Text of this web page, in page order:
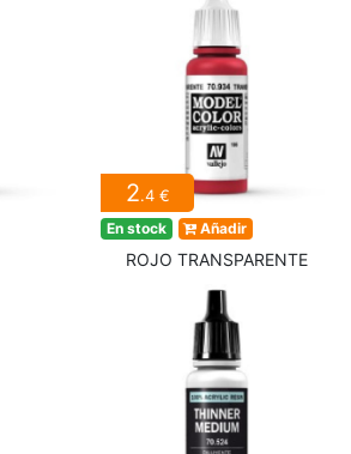
2.4 €
En stock Añadir
ROJO TRANSPARENTE